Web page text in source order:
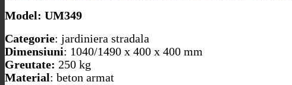
Model: UM349
Categorie: jardiniera stradala
Dimensiuni: 1040/1490 x 400 x 400 mm
Greutate: 250 kg
Material: beton armat